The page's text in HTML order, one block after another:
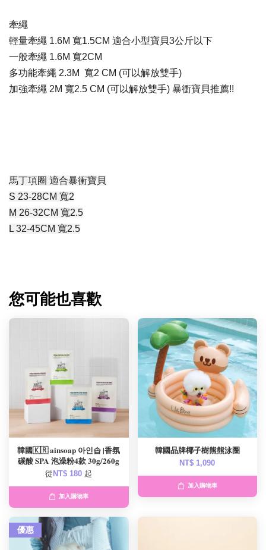
牽繩
輕量牽繩 1.6M 寬1.5CM 適合小型寶貝3公斤以下
一般牽繩 1.6M 寬2CM
多功能牽繩 2.3M 寬2 CM (可以解放雙手)
加強牽繩 2M 寬2.5 CM (可以解放雙手) 暴衝寶貝推薦!!
馬丁項圈 適合暴衝寶貝
S 23-28CM 寬2
M 26-32CM 寬2.5
L 32-45CM 寬2.5
您可能也喜歡
韓國🇰🇷 ainsoap 아인솝 |香氛
碳酸 SPA 泡澡粉4款 30g/260g
從 NT$ 180 起
加入購物車
韓國品牌椰子樹熊熊泳圈
NT$ 1,090
加入購物車
優惠